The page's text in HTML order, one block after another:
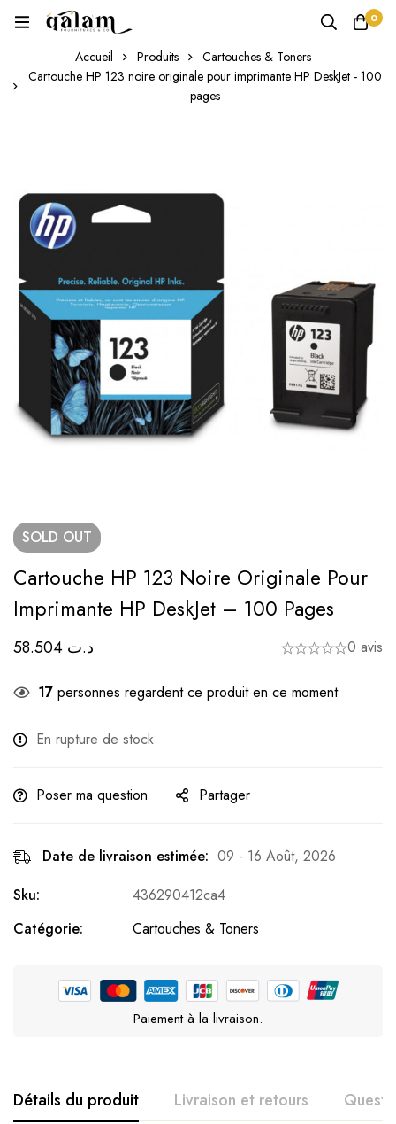
0
Accueil Produits
Cartouches & Toners
Cartouche HP 123 noire originale pour imprimante HP DeskJet - 100
pages
SOLD OUT
Cartouche HP 123 Noire Originale Pour
Imprimante HP DeskJet – 100 Pages
د.ت 0 avis
17 personnes regardent ce produit en ce moment
En rupture de stock
Poser ma question Partager
Date de livraison estimée: 09 - 16 Août, 2026
Sku:
436290412ca4
Catégorie:
Cartouches & Toners
Paiement à la livraison.
Détails du produit Livraison et retours